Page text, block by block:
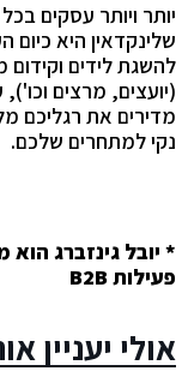
שלינקדאין היא
להשגת לידים
(יועצים, מרצים
מדירים את רגליכם
נקי למתחרים שלכם.
* יובל גינזברג
פעילות B2B
אולי יעניין